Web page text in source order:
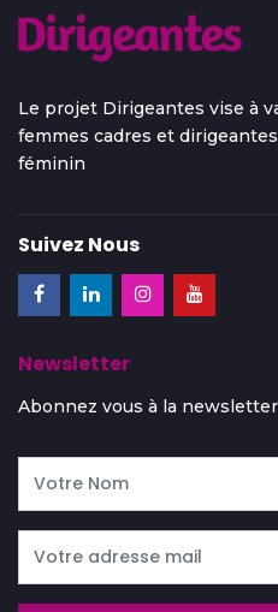
Le projet Dirigeantes vise à
femmes cadres et
féminin
Suivez Nous
Newsletter
Abonnez vous à la